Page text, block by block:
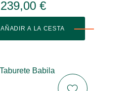
239,00 €
AÑADIR A LA CESTA